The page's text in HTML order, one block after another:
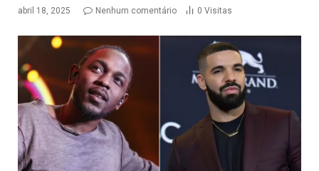
abril 18, 2025 Nenhum comentário 0 Visitas